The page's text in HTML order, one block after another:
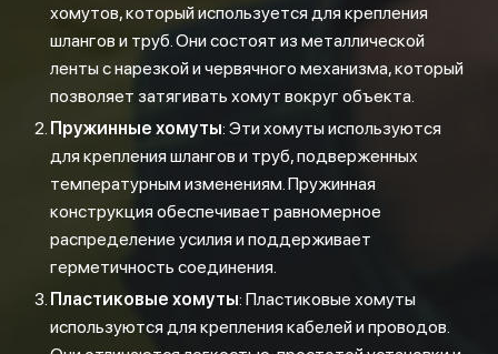
хомутов, который используется для крепления
шлангов и труб. Они состоят из металлической
ленты с нарезкой и червячного механизма, который
позволяет затягивать хомут вокруг объекта.
Пружинные хомуты: Эти хомуты используются
для крепления шлангов и труб, подверженных
температурным изменениям. Пружинная
конструкция обеспечивает равномерное
распределение усилия и поддерживает
герметичность соединения.
Пластиковые хомуты: Пластиковые хомуты
используются для крепления кабелей и проводов.